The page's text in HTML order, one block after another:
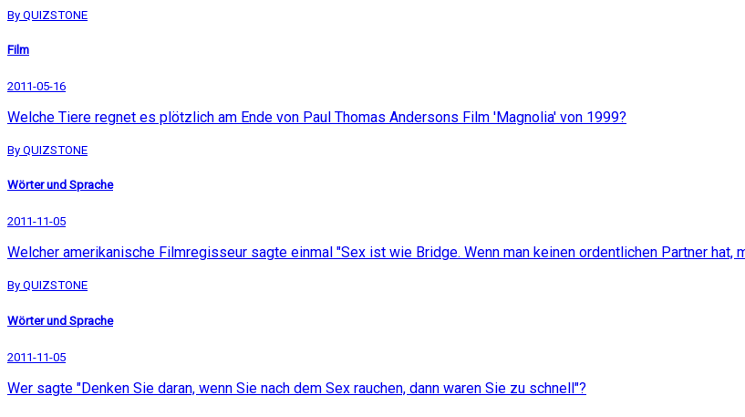
By QUIZSTONE
Film
2011-05-16
Welche Tiere regnet es plötzlich am Ende von Paul Thomas Andersons Film 'Magnolia' von 1999?
By QUIZSTONE
Wörter und Sprache
2011-11-05
Welcher amerikanische Filmregisseur sagte einmal "Sex ist wie Bridge. Wenn man keinen ordentlichen Partner hat,
By QUIZSTONE
Wörter und Sprache
2011-11-05
Wer sagte "Denken Sie daran, wenn Sie nach dem Sex rauchen, dann waren Sie zu schnell"?